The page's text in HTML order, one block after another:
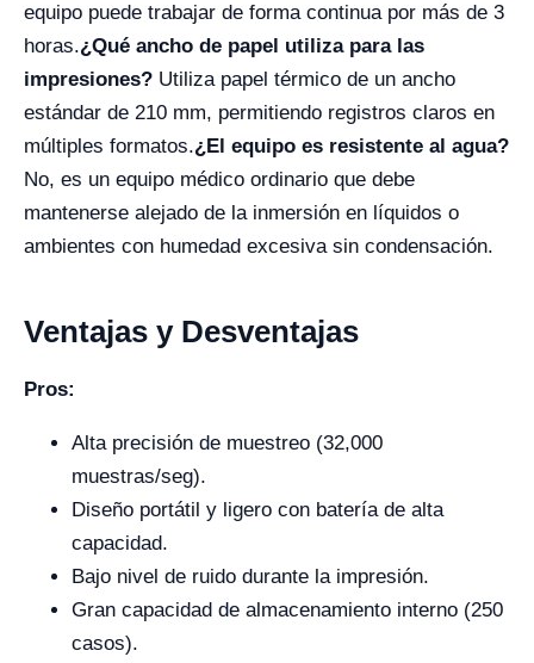
equipo puede trabajar de forma continua por más de 3
horas.¿Qué ancho de papel utiliza para las
impresiones? Utiliza papel térmico de un ancho
estándar de 210 mm, permitiendo registros claros en
múltiples formatos.¿El equipo es resistente al agua?
No, es un equipo médico ordinario que debe
mantenerse alejado de la inmersión en líquidos o
ambientes con humedad excesiva sin condensación.
Ventajas y Desventajas
Pros:
Alta precisión de muestreo (32,000
muestras/seg).
Diseño portátil y ligero con batería de alta
capacidad.
Bajo nivel de ruido durante la impresión.
Gran capacidad de almacenamiento interno (250
casos).